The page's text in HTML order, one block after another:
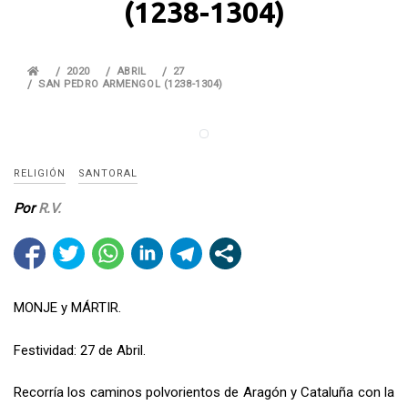
(1238-1304)
2020 ABRIL
27
SAN PEDRO ARMENGOL (1238-1304)
RELIGIÓN SANTORAL
PorR.V.
MONJE y MÁRTIR.
Festividad: 27 de Abril.
Recorría los caminos polvorientos de Aragón y Cataluña con la